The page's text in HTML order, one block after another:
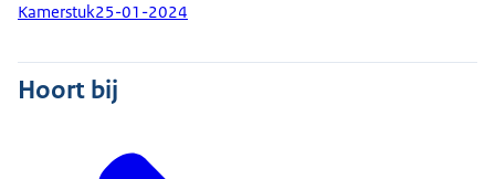
Kamerstuk25-01-2024
Hoort bij